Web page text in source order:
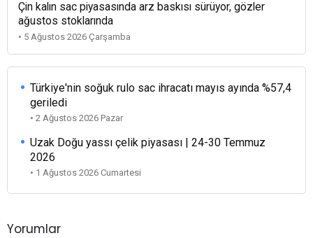
Çin kalın sac piyasasında arz baskısı sürüyor, gözler
ağustos stoklarında
• 5 Ağustos 2026 Çarşamba
Türkiye'nin soğuk rulo sac ihracatı mayıs ayında %57,4
geriledi
• 2 Ağustos 2026 Pazar
Uzak Doğu yassı çelik piyasası | 24-30 Temmuz
2026
• 1 Ağustos 2026 Cumartesi
Yorumlar